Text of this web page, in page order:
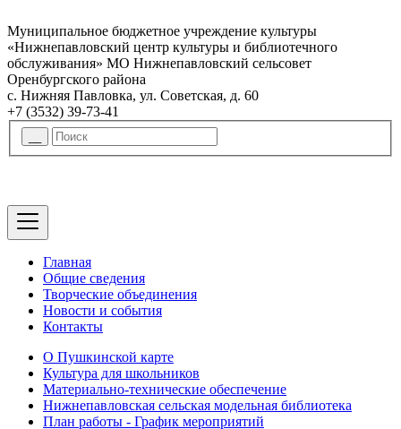
Муниципальное бюджетное учреждение культуры
«Нижнепавловский центр культуры и библиотечного
обслуживания» МО Нижнепавловский сельсовет
Оренбургского района
с. Нижняя Павловка, ул. Советская, д. 60
+7 (3532) 39-73-41
Главная
Общие сведения
Творческие объединения
Новости и события
Контакты
О Пушкинской карте
Культура для школьников
Материально-технические обеспечение
Нижнепавловская сельская модельная библиотека
План работы - График мероприятий